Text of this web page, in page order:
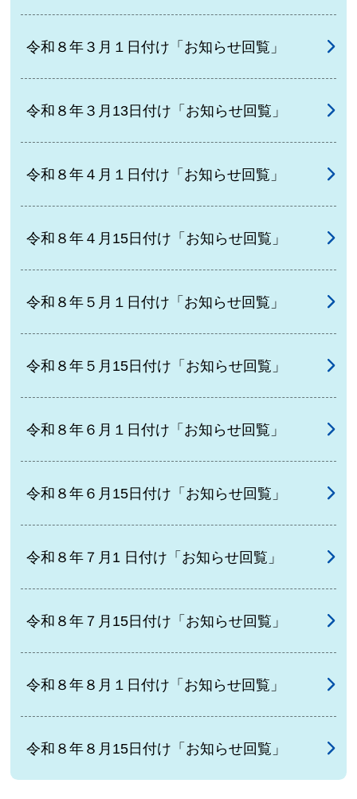
令和８年３月１日付け「お知らせ回覧」
令和８年３月13日付け「お知らせ回覧」
令和８年４月１日付け「お知らせ回覧」
令和８年４月15日付け「お知らせ回覧」
令和８年５月１日付け「お知らせ回覧」
令和８年５月15日付け「お知らせ回覧」
令和８年６月１日付け「お知らせ回覧」
令和８年６月15日付け「お知らせ回覧」
令和８年７月1 日付け「お知らせ回覧」
令和８年７月15日付け「お知らせ回覧」
令和８年８月１日付け「お知らせ回覧」
令和８年８月15日付け「お知らせ回覧」